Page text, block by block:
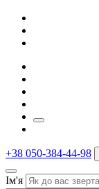
+38 050-384-44-98
Ім'я